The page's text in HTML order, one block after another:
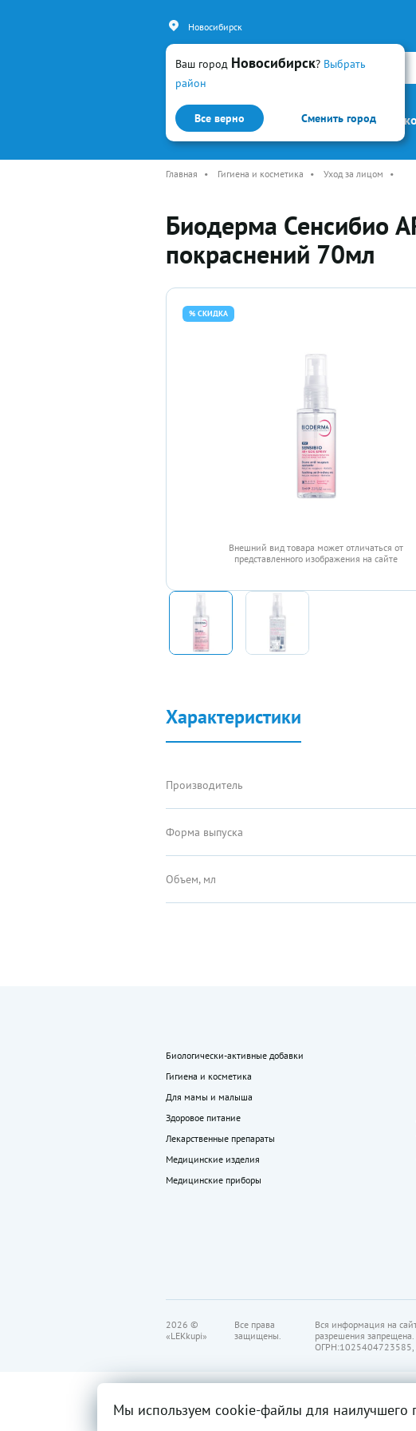
Ваш город Новосибирск? Выбрать
район
Все верно Сменить город
Новосибирск
Искать
Каталог Простуда и грипп
Главная • Гигиена и косметика • Уход за лицом •
Биодерма Сенсибио
покраснений 70мл
% СКИДКА
Внешний вид товара может отличаться от
представленного изображения на сайте
Характеристики
Производитель
Форма выпуска
Объем, мл
Биологически-активные добавки
Гигиена и косметика
Для мамы и малыша
Здоровое питание
Лекарственные препараты
Медицинские изделия
Медицинские приборы
2026 ©
«LEKkupi»
Все права
защищены.
Вся информация на
разрешения запрещена.
Мы используем cookie-файлы для наилучшего